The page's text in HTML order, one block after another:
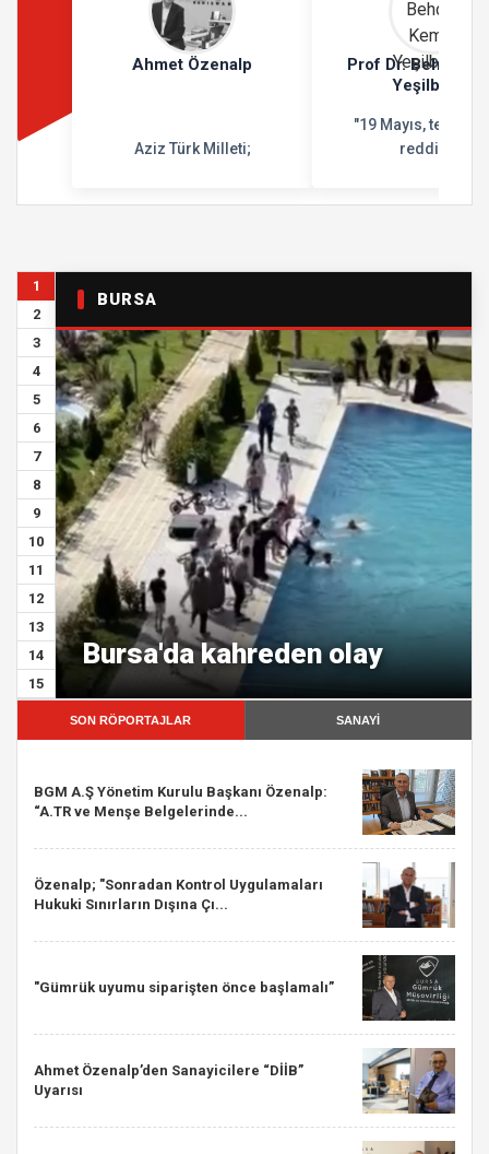
Ahmet Özenalp
Aziz Türk Milleti;
Prof Dr. Behçet
Yeşilbursa
"19 Mayıs,
reddidir"
1
2
3
4
5
6
7
8
9
10
11
12
13
14
15
BURSA
Bursa'da kahreden olay
SON RÖPORTAJLAR SANAYİ
BGM A.Ş Yönetim Kurulu Başkanı Özenalp:
“A.TR ve Menşe Belgelerinde...
Özenalp; "Sonradan Kontrol Uygulamaları
Hukuki Sınırların Dışına Çı...
"Gümrük uyumu siparişten önce başlamalı”
Ahmet Özenalp’den Sanayicilere “DİİB”
Uyarısı